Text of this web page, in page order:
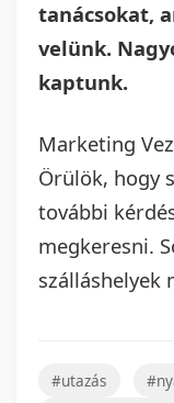
tanácsokat,
velünk.
kaptunk.
Marketing
Örülök, hogy
további
megkeresni.
szálláshelyek
#utazás